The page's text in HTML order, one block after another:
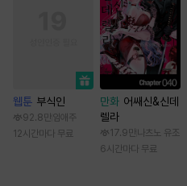
웹툰 부식인
92.8만 임애주
12시간마다 무료
만화 어쌔신&신데
렐라
17.9만 나츠노 유조
6시간마다 무료